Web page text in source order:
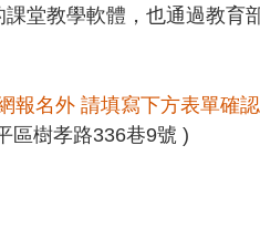
堂教學軟體，也通過教育
報名外 請填寫下方表單確
區樹孝路336巷9號 )